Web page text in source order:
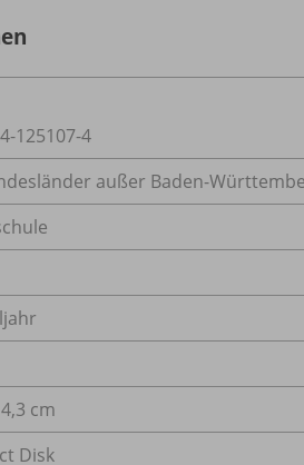
125107-4
außer Baden-
cm
Disk